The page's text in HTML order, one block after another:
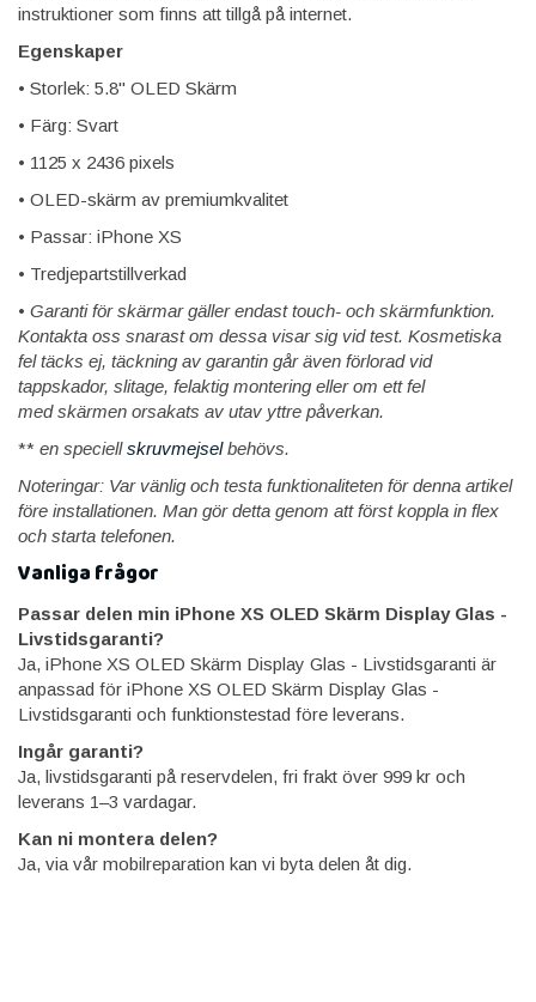
instruktioner som finns att tillgå på internet.
Egenskaper
• Storlek: 5.8" OLED Skärm
• Färg: Svart
• 1125 x 2436 pixels
• OLED-skärm av premiumkvalitet
• Passar: iPhone XS
• Tredjepartstillverkad
• Garanti för skärmar gäller endast touch- och skärmfunktion.
Kontakta oss snarast om dessa visar sig vid test. Kosmetiska
fel täcks ej, täckning av garantin går även förlorad vid
tappskador, slitage, felaktig montering eller om ett fel
med skärmen orsakats av utav yttre påverkan.
** en speciellskruvmejselbehövs.
Noteringar: Var vänlig och testa funktionaliteten för denna artikel
före installationen. Man gör detta genom att först koppla in flex
och starta telefonen.
Vanliga frågor
Passar delen min iPhone XS OLED Skärm Display Glas -
Livstidsgaranti?
Ja, iPhone XS OLED Skärm Display Glas - Livstidsgaranti är
anpassad för iPhone XS OLED Skärm Display Glas -
Livstidsgaranti och funktionstestad före leverans.
Ingår garanti?
Ja, livstidsgaranti på reservdelen, fri frakt över 999 kr och
leverans 1–3 vardagar.
Kan ni montera delen?
Ja, via vår mobilreparation kan vi byta delen åt dig.